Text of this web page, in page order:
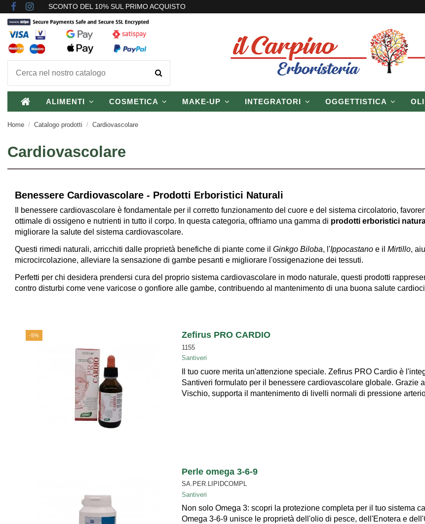
SCONTO DEL 10% SUL PRIMO ACQUISTO
ALIMENTI COSMETICA MAKE-UP INTEGRATORI OGGETTISTICA
Home Catalogo prodotti Cardiovascolare
Cardiovascolare
Benessere Cardiovascolare - Prodotti Erboristici Naturali
Il benessere cardiovascolare è fondamentale per il corretto funzionamento del cuore e del sistema circolatorio,
ottimale di ossigeno e nutrienti in tutto il corpo. In questa categoria, offriamo una gamma di prodotti erboristici
migliorare la salute del sistema cardiovascolare.
Questi rimedi naturali, arricchiti dalle proprietà benefiche di piante come il Ginkgo Biloba, l'Ippocastano e il Mirtillo,
microcircolazione, alleviare la sensazione di gambe pesanti e migliorare l'ossigenazione dei tessuti.
Perfetti per chi desidera prendersi cura del proprio sistema cardiovascolare in modo naturale, questi prodotti
contro disturbi come vene varicose o gonfiore alle gambe, contribuendo al mantenimento di una buona salute
-5% Zefirus PRO CARDIO
1155
Santiveri
Il tuo cuore merita un'attenzione speciale. Zefirus PRO Cardio è
Santiveri formulato per il benessere cardiovascolare globale. Grazie
Vischio, supporta il mantenimento di livelli normali di pressione
Perle omega 3-6-9
SA.PER.LIPIDCOMPL
Santiveri
Non solo Omega 3: scopri la protezione completa per il tuo sistema
Omega 3-6-9 unisce le proprietà dell'olio di pesce, dell'Enotera e